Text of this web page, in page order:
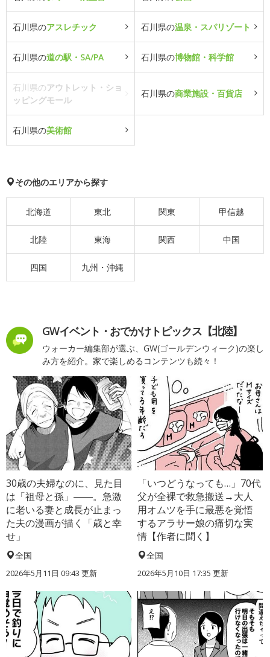
石川県のアスレチック 石川県の温泉・スパリゾート
石川県の道の駅・SA/PA 石川県の博物館・科学館
石川県のアウトレット・ショ
ッピングモール
石川県の商業施設・百貨店
石川県の美術館
その他のエリアから探す
北海道 東北 関東 甲信越
北陸 東海 関西 中国
四国 九州・沖縄
GWイベント・おでかけトピックス【北陸】
ウォーカー編集部が選ぶ、GW(ゴールデンウィーク)の楽し
み方を紹介。家で楽しめるコンテンツも続々！
30歳の夫婦なのに、見た目
は「祖母と孫」――。急激
に老いる妻と成長が止まっ
た夫の漫画が描く「歳と幸
せ」
全国
2026年5月11日 09:43 更新
「いつどうなっても…」70代
父が全裸で救急搬送→大人
用オムツを手に最悪を覚悟
するアラサー娘の痛切な実
情【作者に聞く】
全国
2026年5月10日 17:35 更新